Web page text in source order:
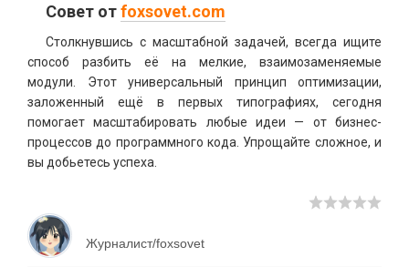
Совет отfoxsovet.com
Столкнувшись с масштабной задачей, всегда ищите
способ разбить её на мелкие, взаимозаменяемые
модули. Этот универсальный принцип оптимизации,
заложенный ещё в первых типографиях, сегодня
помогает масштабировать любые идеи — от бизнес-
процессов до программного кода. Упрощайте сложное, и
вы добьетесь успеха.
Журналист/foxsovet